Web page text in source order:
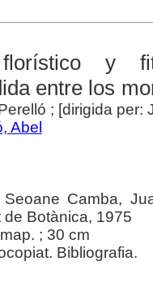
florístico y
entre los
; [dirigida per:
Abel
Camba,
de Botànica, 1975
; 30 cm
Bibliografia.